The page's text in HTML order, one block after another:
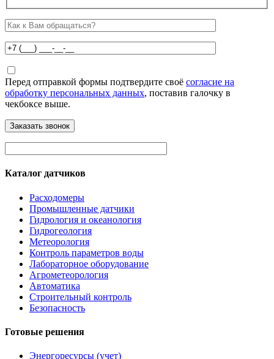
Перед отправкой формы подтвердите своё согласие на
обработку персональных данных, поставив галочку в
чекбоксе выше.
Каталог датчиков
Расходомеры
Промышленные датчики
Гидрология и океанология
Гидрогеология
Метеорология
Контроль параметров воды
Лабораторное оборудование
Агрометеорология
Автоматика
Строительный контроль
Безопасность
Готовые решения
Энергоресурсы (учет)